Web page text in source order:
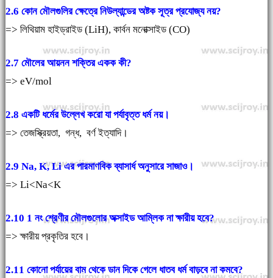
2.6 কোন মৌলগুলির ক্ষেত্রে নিউল্যান্ডের অষ্টক সূত্র প্রযোজ্য নয়?
=> লিথিয়াম হাইড্রাইড (LiH), কার্বন মনোক্সাইড (CO)
2.7 মৌলের আয়নন শক্তির একক কী?
=> eV/mol
2.8 একটি ধর্মের উল্লেখ করো যা পর্যাবৃত্ত ধর্ম নয়।
=> তেজস্ক্রিয়তা, গন্ধ, বর্ণ ইত্যাদি।
2.9 Na, K, Li এর পারমাণবিক ব্যাসার্ধ অনুসারে সাজাও।
=> Li<Na<K
2.10 1 নং শ্রেণীর মৌলগুলোর অক্সাইড আম্লিক না ক্ষারীয় হবে?
=> ক্ষারীয় প্রকৃতির হবে।
2.11 কোনো পর্যায়ের বাম থেকে ডান দিকে গেলে ধাতব ধর্ম বাড়বে না কমবে?